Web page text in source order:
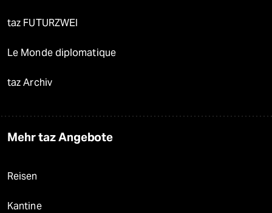
taz FUTURZWEI
Le Monde diplomatique
taz Archiv
Mehr taz Angebote
Reisen
Kantine